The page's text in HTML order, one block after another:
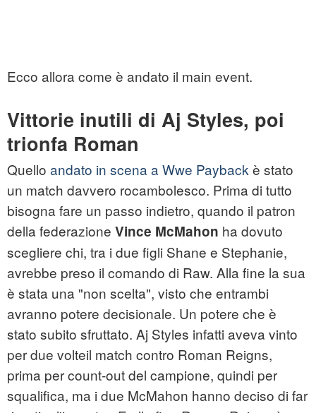
Ecco allora come è andato il main event.
Vittorie inutili di Aj Styles, poi
trionfa Roman
Quello andato in scena a Wwe Payback è stato
un match davvero rocambolesco. Prima di tutto
bisogna fare un passo indietro, quando il patron
della federazione Vince McMahon ha dovuto
scegliere chi, tra i due figli Shane e Stephanie,
avrebbe preso il comando di Raw. Alla fine la sua
è stata una "non scelta", visto che entrambi
avranno potere decisionale. Un potere che è
stato subito sfruttato. Aj Styles infatti aveva vinto
per due volteil match contro Roman Reigns,
prima per count-out del campione, quindi per
squalifica, ma i due McMahon hanno deciso di far